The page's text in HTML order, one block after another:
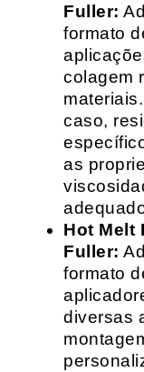
Fuller:
formato
colagem
caso,
as
Hot Melt
Fuller:
formato
diversas